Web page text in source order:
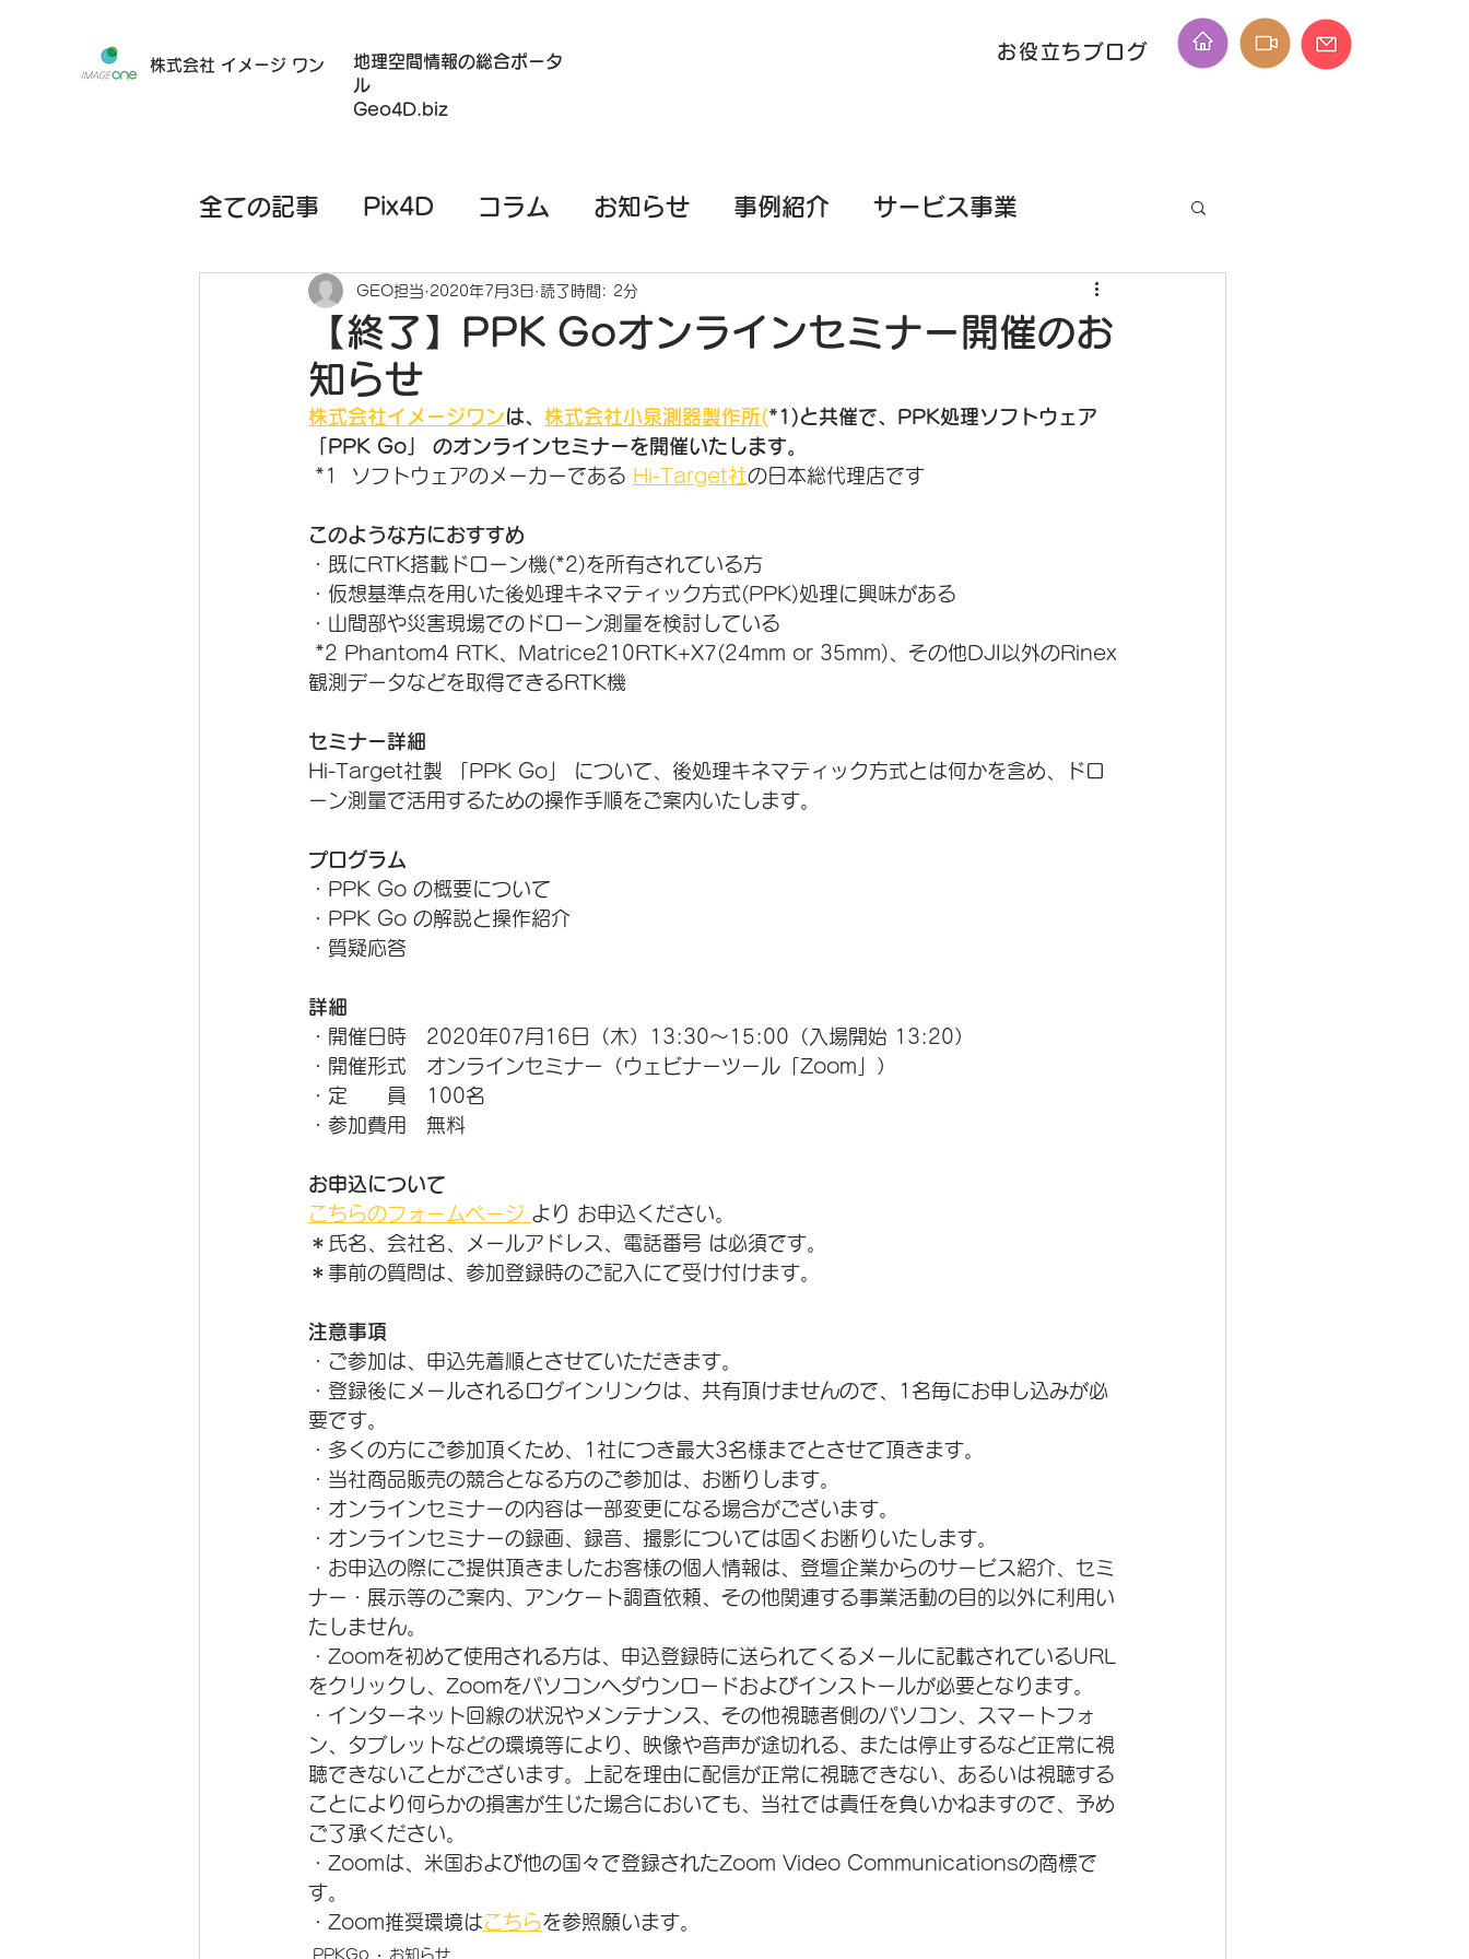
株式会社 イメージ ワン
地理空間情報の総合ポータ
ル
Geo4D.biz
お役立ちブログ
全ての記事 Pix4D コラム お知らせ 事例紹介 サービス事業
ハードウェア モバイル端末（スマホ/タブレット）測量
レンタルサービス
【終了】PPK Goオンラインセミナー開催のお
知らせ
GEO担当 2020年7月3日 読了時間: 2分
株式会社イメージワンは、 株式会社小泉測器製作所(*1)と共催で、PPK処理ソフトウェア
「PPK Go」 のオンラインセミナーを開催いたします。
*1  ソフトウェアのメーカーである Hi-Target社の日本総代理店です
このような方におすすめ
・既にRTK搭載ドローン機(*2)を所有されている方
・仮想基準点を用いた後処理キネマティック方式(PPK)処理に興味がある
・山間部や災害現場でのドローン測量を検討している
観測データなどを取得できるRTK機
セミナー詳細
Hi-Target社製 「PPK Go」 について、後処理キネマティック方式とは何かを含め、ドロ
ーン測量で活用するための操作手順をご案内いたします。
プログラム
・PPK Go の概要について
・PPK Go の解説と操作紹介
・質疑応答
詳細
・開催日時　2020年07月16日（木）13:30～15:00（入場開始 13:20）
・開催形式　オンラインセミナー（ウェビナーツール「Zoom」）
・定　　員　100名
・参加費用　無料
お申込について
こちらのフォームページ より お申込ください。
＊氏名、会社名、メールアドレス、電話番号 は必須です。
＊事前の質問は、参加登録時のご記入にて受け付けます。
注意事項
・ご参加は、申込先着順とさせていただきます。
・登録後にメールされるログインリンクは、共有頂けませんので、1名毎にお申し込みが必
要です。
・多くの方にご参加頂くため、1社につき最大3名様までとさせて頂きます。
・当社商品販売の競合となる方のご参加は、お断りします。
・オンラインセミナーの内容は一部変更になる場合がございます。
・オンラインセミナーの録画、録音、撮影については固くお断りいたします。
・お申込の際にご提供頂きましたお客様の個人情報は、登壇企業からのサービス紹介、セミ
ナー・展示等のご案内、アンケート調査依頼、その他関連する事業活動の目的以外に利用い
たしません。
・Zoomを初めて使用される方は、申込登録時に送られてくるメールに記載されているURL
をクリックし、Zoomをパソコンへダウンロードおよびインストールが必要となります。
・インターネット回線の状況やメンテナンス、その他視聴者側のパソコン、スマートフォ
ン、タブレットなどの環境等により、映像や音声が途切れる、または停止するなど正常に視
聴できないことがございます。上記を理由に配信が正常に視聴できない、あるいは視聴する
ことにより何らかの損害が生じた場合においても、当社では責任を負いかねますので、予め
ご了承ください。
・Zoomは、米国および他の国々で登録されたZoom Video Communicationsの商標で
す。
・Zoom推奨環境はこちらを参照願います。
PPKGo お知らせ